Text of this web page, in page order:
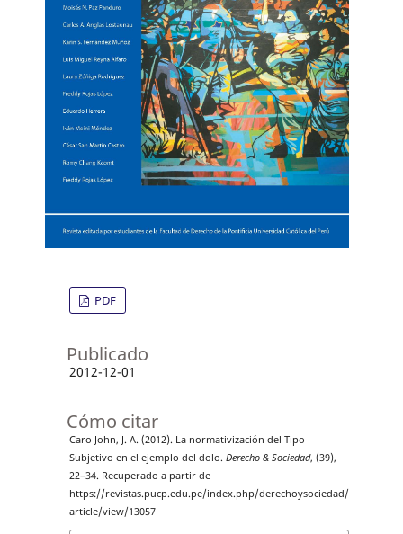
PDF
Publicado
2012-12-01
Cómo citar
Caro John, J. A. (2012). La normativización del Tipo
Subjetivo en el ejemplo del dolo. Derecho & Sociedad, (39),
22–34. Recuperado a partir de
https://revistas.pucp.edu.pe/index.php/derechoysociedad/
article/view/13057